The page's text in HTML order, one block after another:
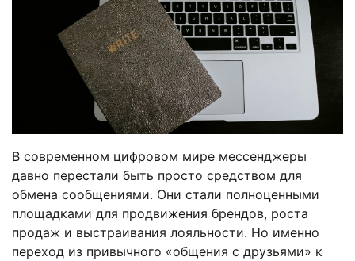
В современном цифровом мире мессенджеры
давно перестали быть просто средством для
обмена сообщениями. Они стали полноценными
площадками для продвижения брендов, роста
продаж и выстраивания лояльности. Но именно
переход из привычного «общения с друзьями» к